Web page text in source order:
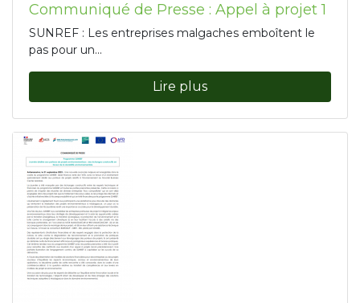
Communiqué de Presse : Appel à projet 1
SUNREF : Les entreprises malgaches emboîtent le
pas pour un...
Lire plus